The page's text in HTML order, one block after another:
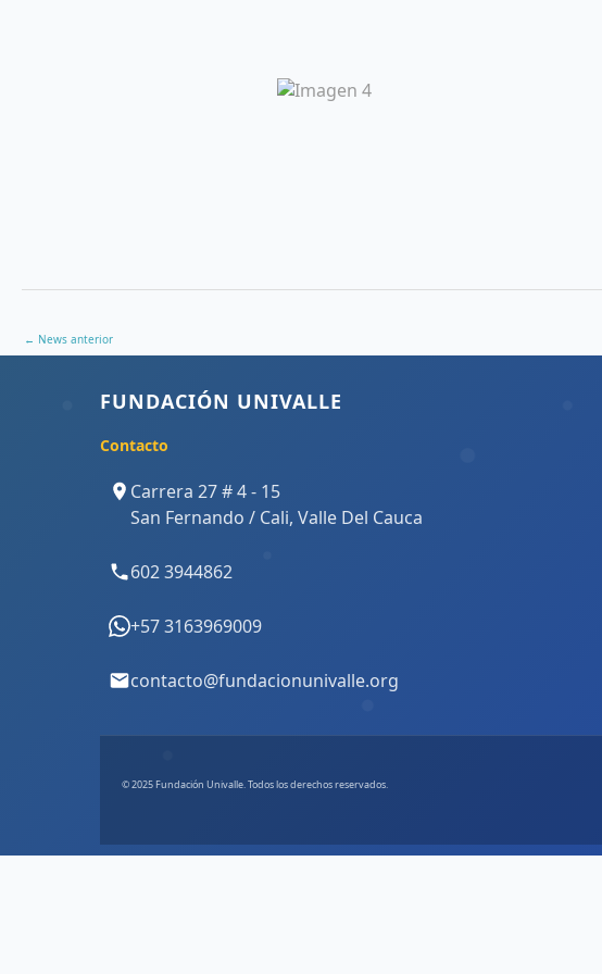
← News anterior
FUNDACIÓN UNIVALLE
Contacto
Carrera 27 # 4 - 15
San Fernando / Cali, Valle Del Cauca
602 3944862
+57 3163969009
contacto@fundacionunivalle.org
© 2025 Fundación Univalle. Todos los derechos reservados.